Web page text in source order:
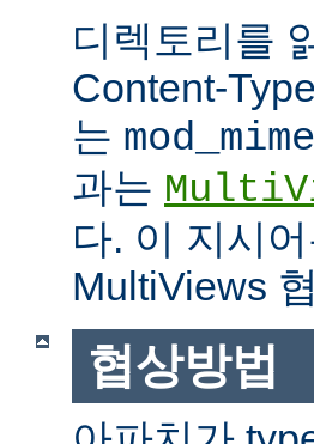
디렉토리를
Content-
는 mod_mime
과는
다. 이 지시
MultiViews
협상방법